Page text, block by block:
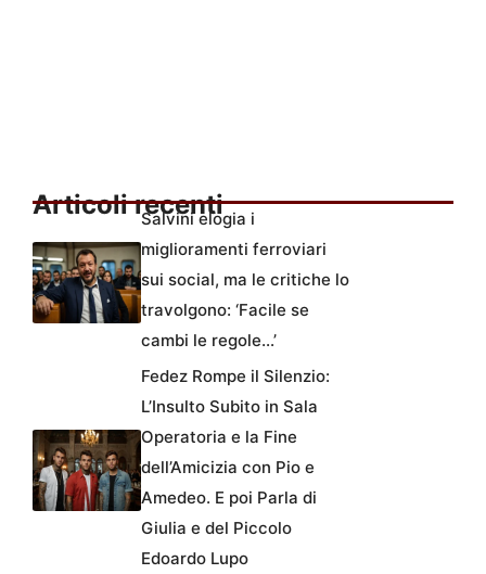
Articoli recenti
Salvini elogia i
miglioramenti ferroviari
sui social, ma le critiche lo
travolgono: ‘Facile se
cambi le regole…’
Fedez Rompe il Silenzio:
L’Insulto Subito in Sala
Operatoria e la Fine
dell’Amicizia con Pio e
Amedeo. E poi Parla di
Giulia e del Piccolo
Edoardo Lupo